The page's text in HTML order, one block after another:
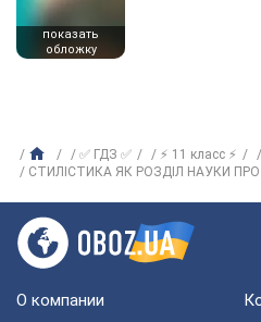
показать
обложку
✅ ГДЗ ✅ ⚡ 11 класс ⚡
СТИЛІСТИКА ЯК РОЗДІЛ НАУКИ
О компании